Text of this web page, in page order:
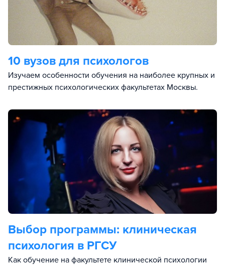
10 вузов для психологов
Изучаем особенности обучения на наиболее крупных и
престижных психологических факультетах Москвы.
Выбор программы: клиническая
психология в РГСУ
Как обучение на факультете клинической психологии